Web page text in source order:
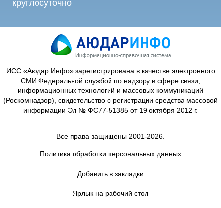
круглосуточно
ИСС «Аюдар Инфо» зарегистрирована в качестве электронного
СМИ Федеральной службой по надзору в сфере связи,
информационных технологий и массовых коммуникаций
(Роскомнадзор), свидетельство о регистрации средства массовой
информации Эл № ФС77-51385 от 19 октября 2012 г.
Все права защищены 2001-2026.
Политика обработки персональных данных
Добавить в закладки
Ярлык на рабочий стол